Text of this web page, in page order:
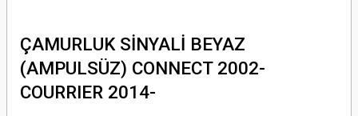
ÇAMURLUK SİNYALİ BEYAZ
(AMPULSÜZ) CONNECT 2002-
COURRIER 2014-